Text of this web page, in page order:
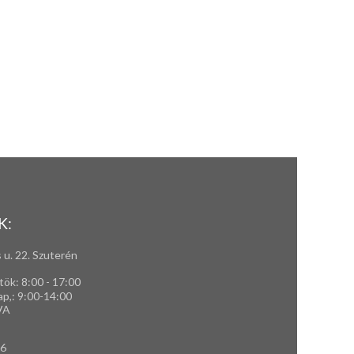
22. Szuterén
8:00 - 17:00
: 9:00-14:00